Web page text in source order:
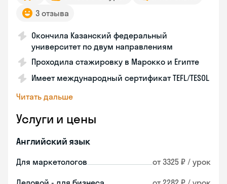
3 отзыва
Окончила Казанский федеральный
университет по двум направлениям
Проходила стажировку в Марокко и Египте
Имеет международный сертификат TEFL/TESOL
Читать дальше
Услуги и цены
Английский язык
Для маркетологов от 3325 ₽ / урок